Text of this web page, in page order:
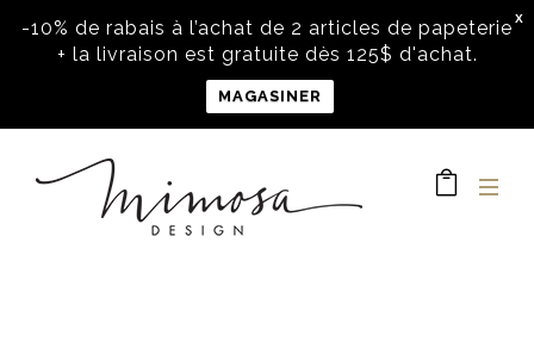
X
-10% de rabais à l’achat de 2 articles de papeterie
+ la livraison est gratuite dès 125$ d'achat.
MAGASINER